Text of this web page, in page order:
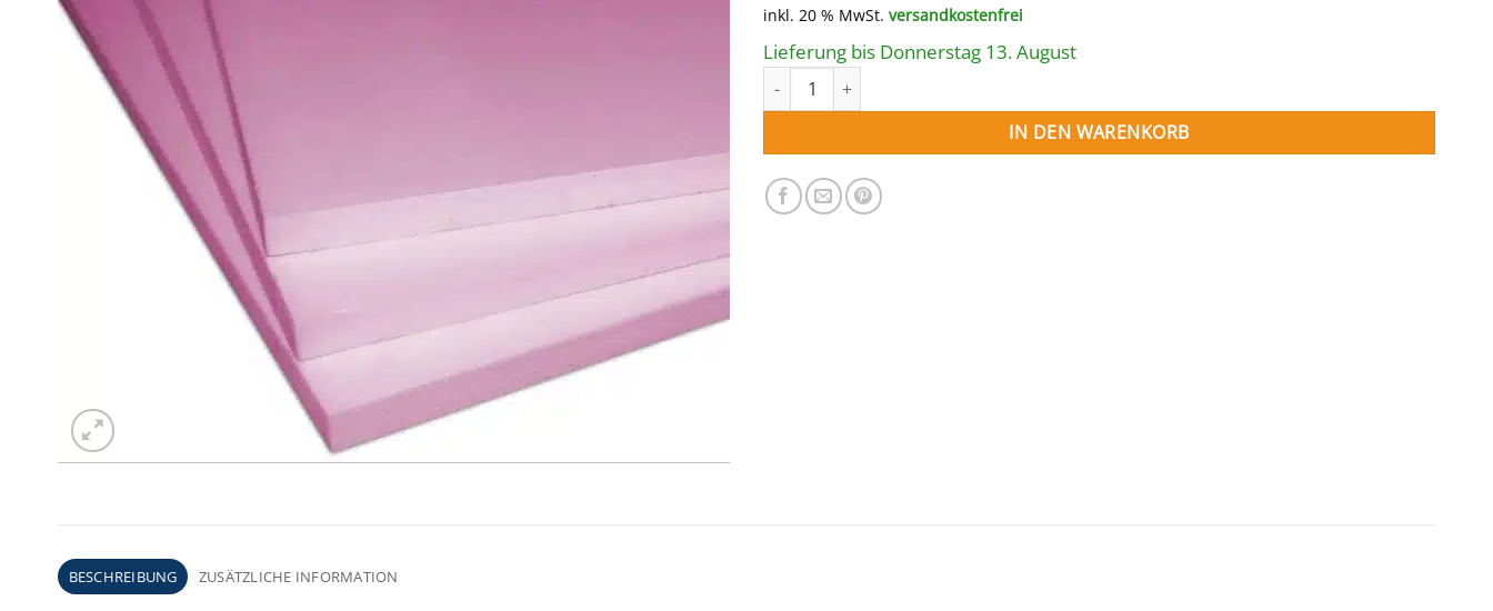
war:
575,00 €
ist:
517,50 €.
inkl. 20 % MwSt. versandkostenfrei
Lieferung bis Donnerstag 13. August
Bodenisolierung für Ovalbecken 820 x 420 cm Menge
IN DEN WARENKORB
BESCHREIBUNG ZUSÄTZLICHE INFORMATION